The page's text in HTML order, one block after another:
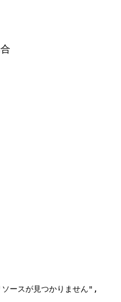
ースが見つかりません " ,